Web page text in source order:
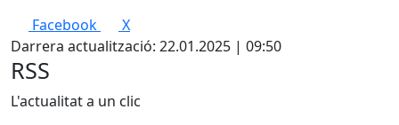
Facebook
X
Darrera actualització: 22.01.2025 | 09:50
RSS
L'actualitat a un clic